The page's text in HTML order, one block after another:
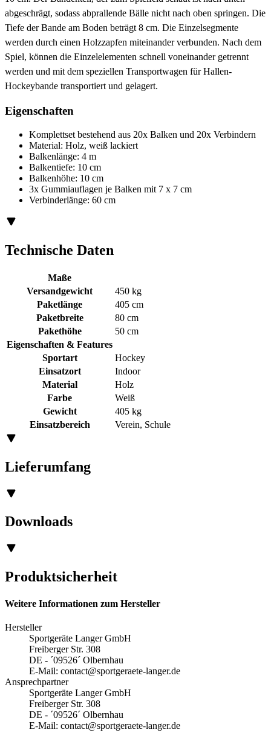
abgeschrägt, sodass abprallende Bälle nicht nach oben springen. Die
Tiefe der Bande am Boden beträgt 8 cm. Die Einzelsegmente
werden durch einen Holzzapfen miteinander verbunden. Nach dem
Spiel, können die Einzelelementen schnell voneinander getrennt
werden und mit dem speziellen Transportwagen für Hallen-
Hockeybande transportiert und gelagert.
Eigenschaften
Komplettset bestehend aus 20x Balken und 20x Verbindern
Material: Holz, weiß lackiert
Balkenlänge: 4 m
Balkentiefe: 10 cm
Balkenhöhe: 10 cm
3x Gummiauflagen je Balken mit 7 x 7 cm
Verbinderlänge: 60 cm
Technische Daten
Maße
Versandgewicht
450 kg
Paketlänge
405 cm
Paketbreite
80 cm
Pakethöhe
50 cm
Eigenschaften & Features
Sportart
Hockey
Einsatzort
Indoor
Material
Holz
Farbe
Weiß
Gewicht
405 kg
Einsatzbereich
Verein, Schule
Lieferumfang
Downloads
Produktsicherheit
Weitere Informationen zum Hersteller
Hersteller
Sportgeräte Langer GmbH
Freiberger Str. 308
DE - ´09526´ Olbernhau
E-Mail: contact@sportgeraete-langer.de
Ansprechpartner
Sportgeräte Langer GmbH
Freiberger Str. 308
DE - ´09526´ Olbernhau
E-Mail: contact@sportgeraete-langer.de